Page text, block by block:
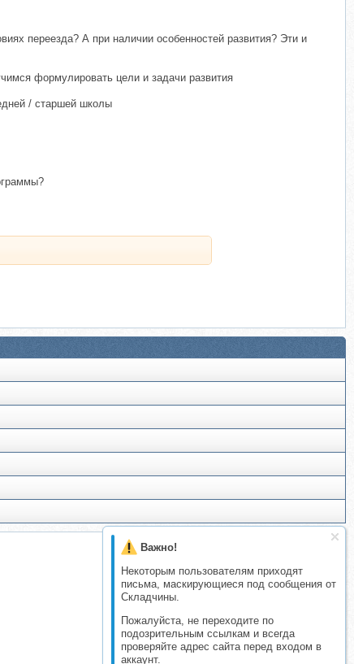
Важно!
Некоторым пользователям приходят
письма, маскирующиеся под сообщения от
Складчины.
Пожалуйста, не переходите по
подозрительным ссылкам и всегда
проверяйте адрес сайта перед входом в
аккаунт.
переезда? А при наличии особенностей развития? Эти и
формулировать цели и задачи развития
/ старшей школы